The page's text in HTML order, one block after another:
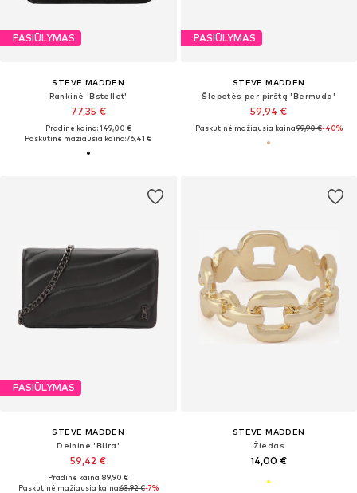
PASIŪLYMAS
STEVE MADDEN
Rankinė 'Bstellet'
77,35 €
Pradinė kaina: 149,00 €
Paskutinė mažiausia kaina:76,41 €
PASIŪLYMAS
STEVE MADDEN
Šlepetės per pirštą 'Bermuda'
59,94 €
Paskutinė mažiausia kaina:99,90 €-40%
PASIŪLYMAS
STEVE MADDEN
Delninė 'Blira'
59,42 €
Pradinė kaina: 89,90 €
Paskutinė mažiausia kaina:63,92 €-7%
STEVE MADDEN
Žiedas
14,00 €